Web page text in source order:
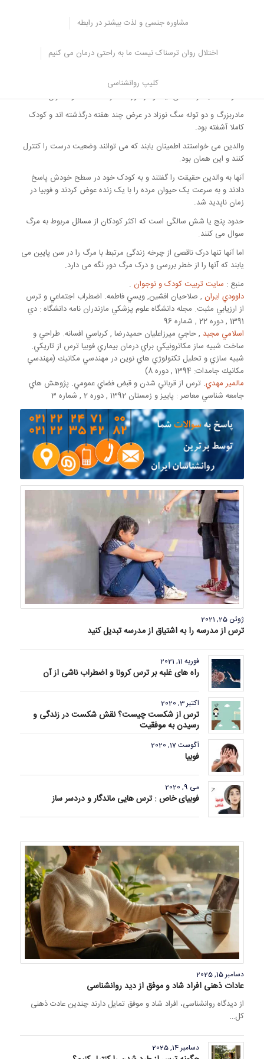
مشاوره جنسی و لذت بیشتر در رابطه
اختلال روان ترسناک نیست ما به راحتی درمان می کنیم
کلیپ روانشناسی
جدیدترین مقالات کودک و نوجوان
فوبیا از مرگ در میان کودکان
در جدایی، عدم توانایی خوابیدن یا بحث مکرر در مورد مرگ شود.
خانواده ها به نزد ما می آیند و در مورد دختر سه ساله خود نگران اند.
مادربزرگ و دو توله سگ نوزاد در عرض چند هفته درگذشته اند و کودک
کاملا آشفته بود.
والدین می خواستند اطمینان یابند که می توانند وضعیت درست را کنترل
کنند و این همان بود.
آنها به والدین حقیقت را گفتند و به کودک خود در سطح خودش پاسخ
دادند و به سرعت یک حیوان مرده را با یک زنده عوض کردند و فوبیا در
زمان ناپدید شد.
حدود پنج یا شش سالگی است که اکثر کودکان از مسائل مربوط به مرگ
سوال می کنند.
اما آنها تنها درک ناقصی از چرخه زندگی مرتبط با مرگ را در سن پایین می
یابند که آنها را از خطر بررسی و درک مرگ دور نگه می دارد.
منبع : سایت تربیت کودک و نوجوان .
داوودي ايران, صلاحيان افشين, ويسي فاطمه. اضطراب اجتماعي و ترس
از ارزيابي مثبت. مجله دانشگاه علوم پزشكي مازندران نامه دانشگاه : دي
1391 , دوره 22 , شماره 96
اسلامي مجيد , حاجي ميرزاعليان حميدرضا , كرباسي افسانه. طراحي و
ساخت شبيه ساز مکاترونيکي براي درمان بيماري فوبيا ترس از تاريکي.
شبيه سازي و تحليل تكنولوژي هاي نوين در مهندسي مكانيك (مهندسي
مكانيك جامدات: 1394 , دوره 8)
مالمير مهدي. ترس از قرباني شدن و قبض فضاي عمومي. پژوهش هاي
جامعه شناسي معاصر : پاييز و زمستان 1392 , دوره 2 , شماره 3
ژوئن 25, 2021
ترس از مدرسه را به اشتیاق از مدرسه تبدیل کنید
فوریه 11, 2021
راه های غلبه بر ترس کرونا و اضطراب ناشی از آن
اکتبر 3, 2020
ترس از شکست چیست؟ نقش شکست در زندگی و
رسیدن به موفقیت
آگوست 17, 2020
فوبیا
می 9, 2020
فوبیای خاص : ترس هایی ماندگار و دردسر ساز
دسامبر 15, 2025
عادات ذهنی افراد شاد و موفق از دید روانشناسی
از دیدگاه روانشناسی، افراد شاد و موفق تمایل دارند چندین عادت ذهنی
کل…
دسامبر 14, 2025